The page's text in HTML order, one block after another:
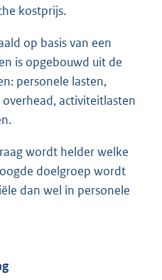
kostprijs.
op basis van een
is opgebouwd uit de
personele lasten,
overhead, activiteitlasten
wordt helder welke
doelgroep wordt
dan wel in personele